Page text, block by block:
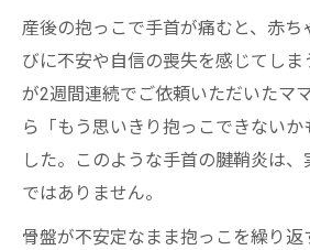
産後の抱っこで手首が痛むと、赤ち
びに不安や自信の喪失を感じてしま
が2週間連続でご依頼いただいたマ
ら「もう思いきり抱っこできないか
した。このような手首の腱鞘炎は
ではありません。
骨盤が不安定なまま抱っこを繰り返